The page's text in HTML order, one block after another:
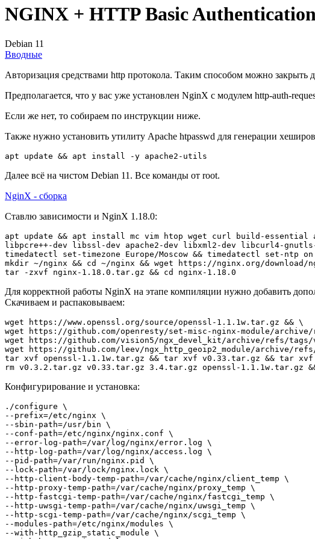
NGINX + HTTP Basic
Debian 11
Вводные
Авторизация средствами http протокола. Таким способом можно закрыть
Предполагается, что у вас уже установлен NginX с модулем http-auth-
Если же нет, то собираем по инструкции ниже.
Также нужно установить утилиту Apache htpasswd для генерации
Далее всё на чистом Debian 11. Все команды от root.
NginX - сборка
Ставлю зависимости и NginX 1.18.0:
apt update && apt install mc vim htop wget curl build-essential
libpcre++-dev libssl-dev apache2-dev libxml2-dev libcurl4-
timedatectl set-timezone Europe/Moscow && timedatectl set-ntp
mkdir ~/nginx && cd ~/nginx && wget https://nginx.org/
Для корректной работы NginX на этапе компиляции нужно добавить
Скачиваем и распаковываем:
wget https://www.openssl.org/source/openssl-1.1.1w.tar.gz && \
wget https://github.com/openresty/set-misc-nginx-module/
wget https://github.com/vision5/ngx_devel_kit/archive/refs/
wget https://github.com/leev/ngx_http_geoip2_module/archive/
tar xvf openssl-1.1.1w.tar.gz && tar xvf v0.33.tar.gz && tar
Конфигурирование и установка:
./configure \
--prefix=/etc/nginx \
--sbin-path=/usr/bin \
--conf-path=/etc/nginx/nginx.conf \
--error-log-path=/var/log/nginx/error.log \
--http-log-path=/var/log/nginx/access.log \
--pid-path=/var/run/nginx.pid \
--lock-path=/var/lock/nginx.lock \
--http-client-body-temp-path=/var/cache/nginx/client_temp \
--http-proxy-temp-path=/var/cache/nginx/proxy_temp \
--http-fastcgi-temp-path=/var/cache/nginx/fastcgi_temp \
--http-uwsgi-temp-path=/var/cache/nginx/uwsgi_temp \
--http-scgi-temp-path=/var/cache/nginx/scgi_temp \
--modules-path=/etc/nginx/modules \
--with-http_gzip_static_module \